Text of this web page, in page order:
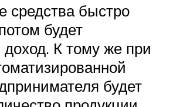
средства быстро
будет
К тому же при
будет